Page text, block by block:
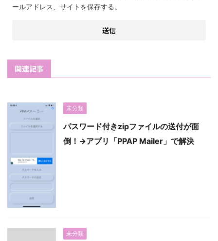
ールアドレス、サイトを保存する。
関連記事
未分類
パスワード付きzipファイルの送付が面
倒！→アプリ「PPAP Mailer」で解決
未分類